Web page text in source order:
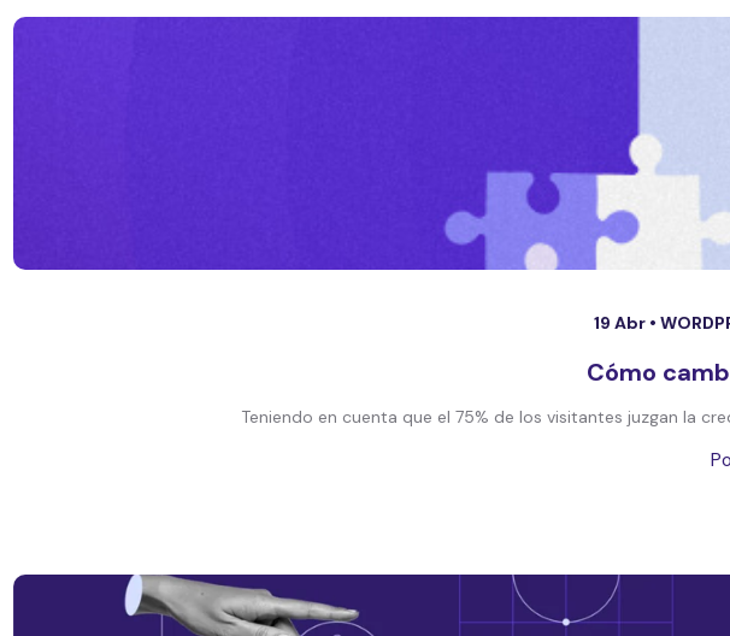
19 Abr •
Cómo
Teniendo en cuenta que el 75% de los visitantes juzgan la